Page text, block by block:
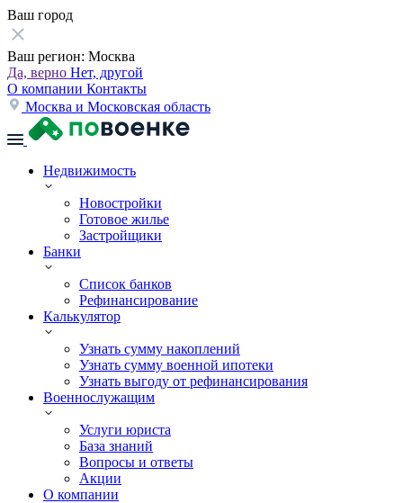
Ваш город
Ваш регион: Москва
Да, верно Нет, другой
О компании Контакты
Москва и Московская область
Недвижимость
Новостройки
Готовое жилье
Застройщики
Банки
Список банков
Рефинансирование
Калькулятор
Узнать сумму накоплений
Узнать сумму военной ипотеки
Узнать выгоду от рефинансирования
Военнослужащим
Услуги юриста
База знаний
Вопросы и ответы
Акции
О компании